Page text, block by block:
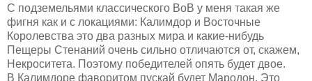
С подземельями классического ВоВ у меня такая же
фигня как и с локациями: Калимдор и Восточные
Королевства это два разных мира и какие-нибудь
Пещеры Стенаний очень сильно отличаются от, скажем,
Некроситета. Поэтому победителей опять будет двое.
В Калимдоре фаворитом пускай будет Мародон. Это